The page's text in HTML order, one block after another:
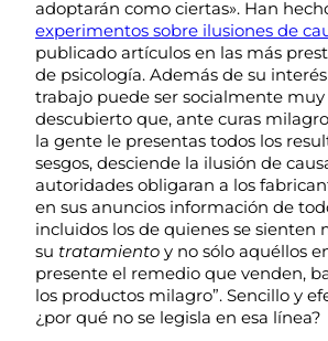
adoptarán como ciertas». Han
experimentos sobre ilusiones de
publicado artículos en las más
de psicología. Además de su
trabajo puede ser socialmente muy
descubierto que, ante curas
la gente le presentas todos los
sesgos, desciende la ilusión de
autoridades obligaran a los
en sus anuncios información de
incluidos los de quienes se sienten
su tratamiento y no sólo aquéllos
presente el remedio que venden,
los productos milagro”. Sencillo y
¿por qué no se legisla en esa línea?